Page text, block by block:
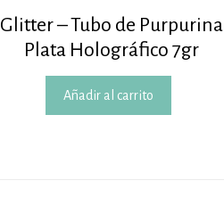
Glitter – Tubo de Purpurina
Plata Holográfico 7gr
Añadir al carrito